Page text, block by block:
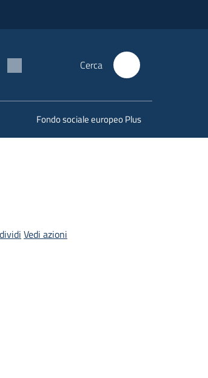
Cerca
Fondo sociale europeo Plus
Vedi azioni